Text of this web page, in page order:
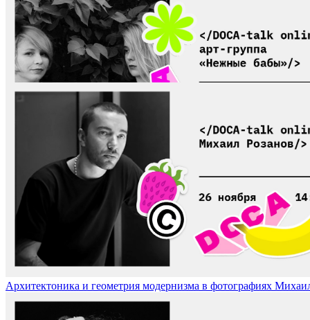
Свободное дыхание художника в изоляции. Арт-группа
Архитектоника и геометрия модернизма в фотографиях